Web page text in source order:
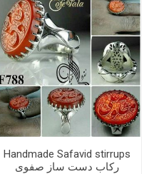
Handmade Safavid stirrups
رکاب دست ساز صفوی